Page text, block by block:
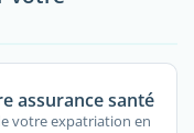
assurance santé
votre expatriation en